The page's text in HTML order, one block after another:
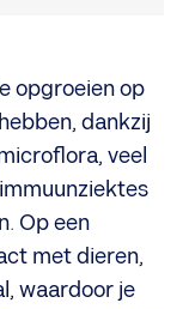
opgroeien op
dankzij
veel
Op een
met dieren,
waardoor je